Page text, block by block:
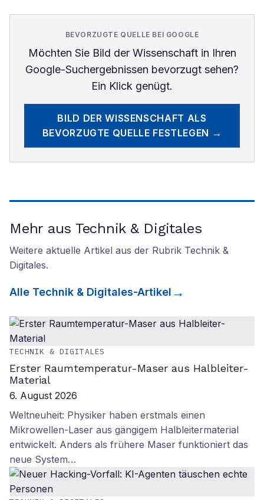
BEVORZUGTE QUELLE BEI GOOGLE
Möchten Sie Bild der Wissenschaftin Ihren
Google-Suchergebnissen bevorzugt sehen?
Ein Klick genügt.
BILD DER WISSENSCHAFT ALS
BEVORZUGTE QUELLE FESTLEGEN →
Mehr aus Technik & Digitales
Weitere aktuelle Artikel aus der Rubrik Technik &
Digitales.
Alle Technik & Digitales-Artikel
TECHNIK & DIGITALES
Erster Raumtemperatur-Maser aus Halbleiter-
Material
6. August 2026
Weltneuheit: Physiker haben erstmals einen
Mikrowellen-Laser aus gängigem Halbleitermaterial
entwickelt. Anders als frühere Maser funktioniert das
neue System…